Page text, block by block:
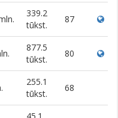
339.2
tūkst.
87
877.5
tūkst.
80
255.1
tūkst.
68
45.1